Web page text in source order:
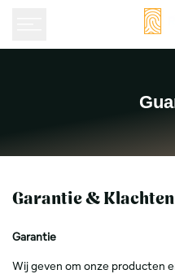
Garantie & Klachten
Garantie
Wij geven om onze producten